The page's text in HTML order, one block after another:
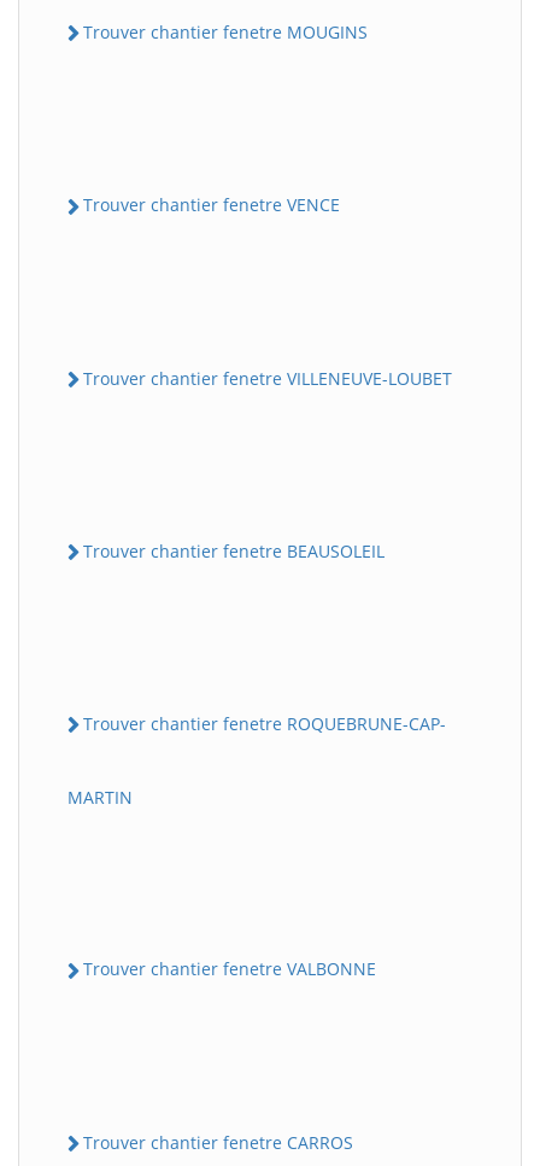
Trouver chantier fenetre MOUGINS
Trouver chantier fenetre VENCE
Trouver chantier fenetre VILLENEUVE-LOUBET
Trouver chantier fenetre BEAUSOLEIL
Trouver chantier fenetre ROQUEBRUNE-CAP-
MARTIN
Trouver chantier fenetre VALBONNE
Trouver chantier fenetre CARROS